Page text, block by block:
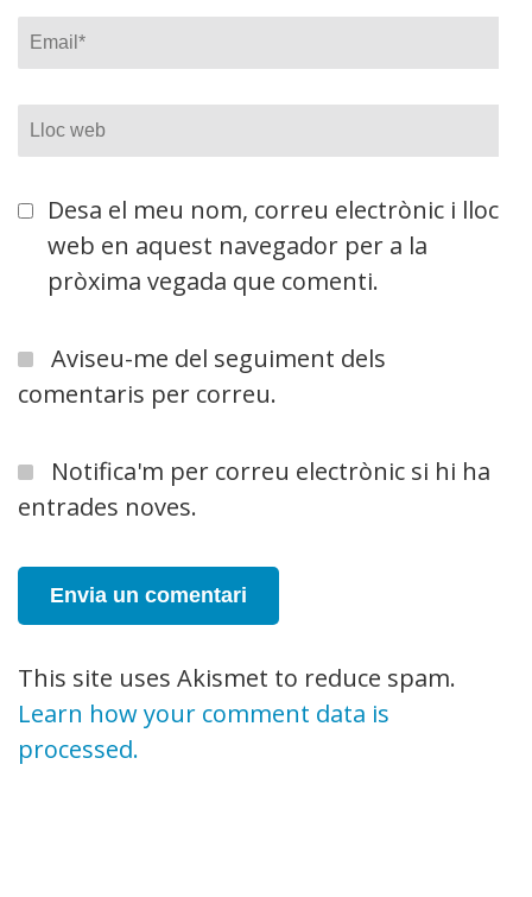
Email*
Lloc
web
Desa el meu nom, correu electrònic i lloc
web en aquest navegador per a la
pròxima vegada que comenti.
Aviseu-me del seguiment dels
comentaris per correu.
Notifica'm per correu electrònic si hi ha
entrades noves.
This site uses Akismet to reduce spam.
Learn how your comment data is
processed.